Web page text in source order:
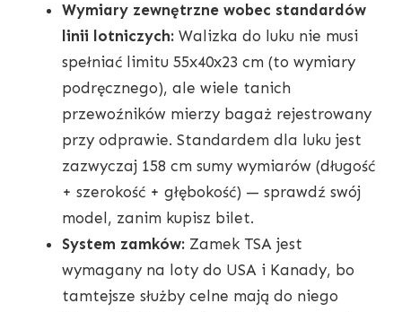
Wymiary zewnętrzne wobec standardów
linii lotniczych: Walizka do luku nie musi
spełniać limitu 55x40x23 cm (to wymiary
podręcznego), ale wiele tanich
przewoźników mierzy bagaż rejestrowany
przy odprawie. Standardem dla luku jest
zazwyczaj 158 cm sumy wymiarów (długość
+ szerokość + głębokość) — sprawdź swój
model, zanim kupisz bilet.
System zamków: Zamek TSA jest
wymagany na loty do USA i Kanady, bo
tamtejsze służby celne mają do niego